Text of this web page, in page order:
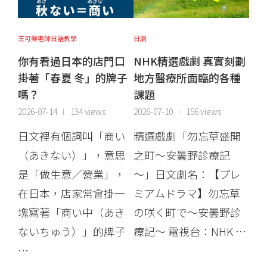
王可樂老師日語教學
你有看過日本的店門口
掛著「春夏 冬」的牌子
嗎？
2026-07-14 134 views
日文裡有個詞叫「商い
（あきない）」，意思
是「做生意／營業」，
在日本，店家常會掛一
塊寫著「商い中（あき
ないちゅう）」的牌子
…
日劇
NHK精選戲劇 真實刻劃
地方醫療所面臨的各種
課題
2026-07-10 156 views
精選戲劇「勿忘草盛開
之町～安曇野診療記
～」日文劇名：【プレ
ミアムドラマ】勿忘草
の咲く町で～安曇野診
療記～ 電視台：NHK …